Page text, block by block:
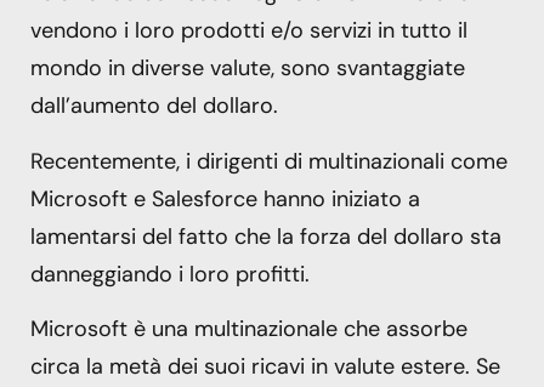
vendono i loro prodotti e/o servizi in tutto il
mondo in diverse valute, sono svantaggiate
dall’aumento del dollaro.
Recentemente, i dirigenti di multinazionali come
Microsoft e Salesforce hanno iniziato a
lamentarsi del fatto che la forza del dollaro sta
danneggiando i loro profitti.
Microsoft è una multinazionale che assorbe
circa la metà dei suoi ricavi in ​​valute estere. Se